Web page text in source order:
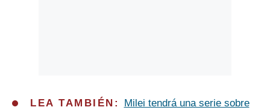
LEA TAMBIÉN:
Milei tendrá una serie sobre